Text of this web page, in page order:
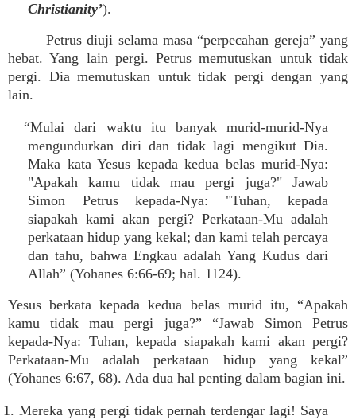
Christianity’).
Petrus diuji selama masa “perpecahan gereja” yang
hebat. Yang lain pergi. Petrus memutuskan untuk tidak
pergi. Dia memutuskan untuk tidak pergi dengan yang
lain.
“Mulai dari waktu itu banyak murid-murid-Nya
mengundurkan diri dan tidak lagi mengikut Dia.
Maka kata Yesus kepada kedua belas murid-Nya:
"Apakah kamu tidak mau pergi juga?" Jawab
Simon Petrus kepada-Nya: "Tuhan, kepada
siapakah kami akan pergi? Perkataan-Mu adalah
perkataan hidup yang kekal; dan kami telah percaya
dan tahu, bahwa Engkau adalah Yang Kudus dari
Allah” (Yohanes 6:66-69; hal. 1124).
Yesus berkata kepada kedua belas murid itu, “Apakah
kamu tidak mau pergi juga?” “Jawab Simon Petrus
kepada-Nya: Tuhan, kepada siapakah kami akan pergi?
Perkataan-Mu adalah perkataan hidup yang kekal”
(Yohanes 6:67, 68). Ada dua hal penting dalam bagian ini.
1. Mereka yang pergi tidak pernah terdengar lagi! Saya